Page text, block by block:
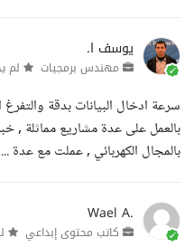
يوسف ا.
مهندس برمجيات لم
بالعمل على عدة مشاريع مماثلة ,
بالمجال الكهربائي , عملت مع عدة ...
Wael A.
كاتب محتوى إبداعي